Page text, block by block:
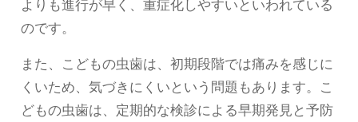
のです。
また、こどもの虫歯は、初期段階では痛みを感じに
くいため、気づきにくいという問題もあります。こ
どもの虫歯は、定期的な検診による早期発見と予防